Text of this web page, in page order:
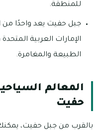
للمنطقة.
جبل حفيت يعد واحدًا من
الإمارات العربية
الطبيعة والمغامرة.
المعالم
حفيت
بالقرب من جبل حفيت،